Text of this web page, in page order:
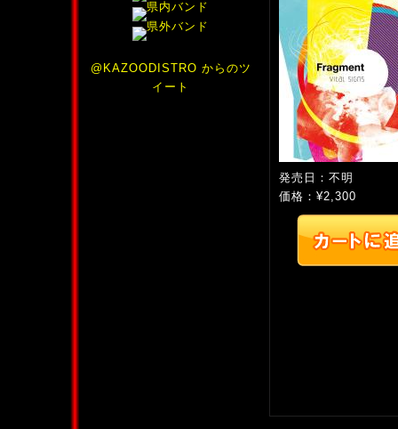
@KAZOODISTRO からのツ
イート
発売日：不明
価格：¥2,300